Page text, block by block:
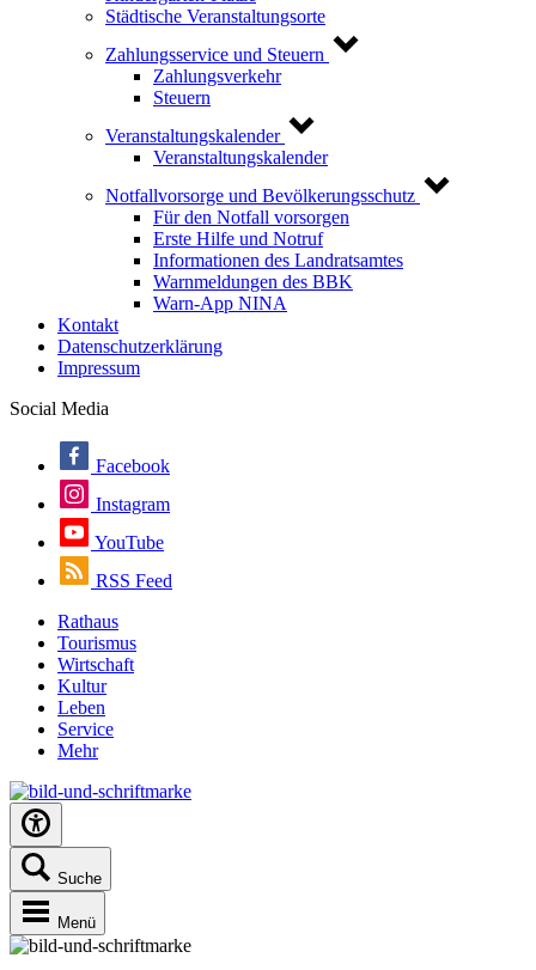
Städtische Veranstaltungsorte
Zahlungsservice und Steuern
Zahlungsverkehr
Steuern
Veranstaltungskalender
Veranstaltungskalender
Notfallvorsorge und Bevölkerungsschutz
Für den Notfall vorsorgen
Erste Hilfe und Notruf
Informationen des Landratsamtes
Warnmeldungen des BBK
Warn-App NINA
Kontakt
Datenschutzerklärung
Impressum
Social Media
Facebook
Instagram
YouTube
RSS Feed
Rathaus
Tourismus
Wirtschaft
Kultur
Leben
Service
Mehr
Suche
Menü